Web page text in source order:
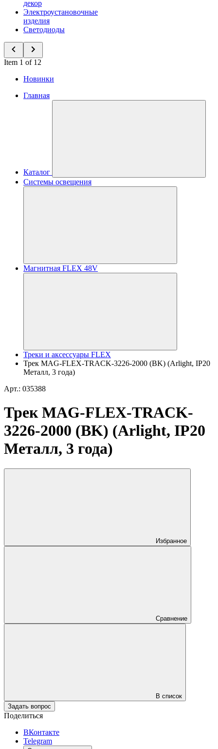
декор
Электроустановочные
изделия
Светодиоды
Item 1 of 12
Новинки
Главная
Каталог
Системы освещения
Магнитная FLEX 48V
Треки и аксессуары FLEX
Трек MAG-FLEX-TRACK-3226-2000 (BK) (Arlight, IP20
Металл, 3 года)
Арт.: 035388
Трек MAG-FLEX-TRACK-
3226-2000 (BK) (Arlight, IP20
Металл, 3 года)
Избранное
Сравнение
В список
Задать вопрос
Поделиться
ВКонтакте
Telegram